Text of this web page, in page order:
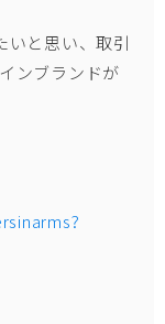
いと思い、取引
ンブランドが